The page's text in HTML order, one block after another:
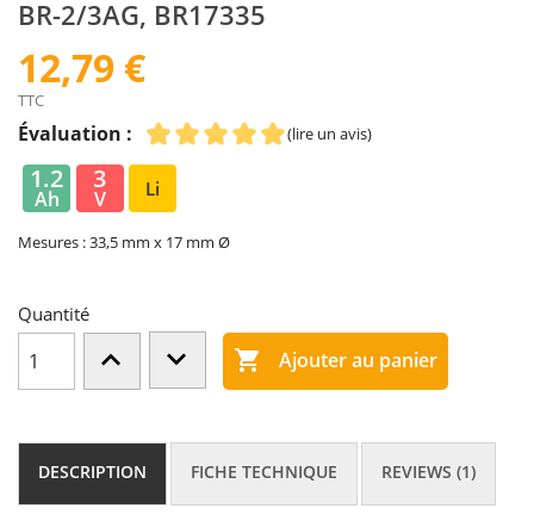
BR-2/3AG, BR17335
12,79 €
TTC
Évaluation : (lire un avis)
1.2
Ah
3
V Li
Mesures : 33,5 mm x 17 mm Ø
Quantité
 Ajouter au panier
DESCRIPTION FICHE TECHNIQUE REVIEWS (1)